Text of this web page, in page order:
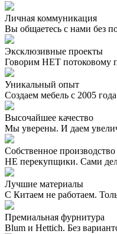
Личная коммуникация
Вы общаетесь с нами без
Эксклюзивные проекты
Говорим НЕТ потоковому
Уникальный опыт
Создаем мебель с 2005
Высочайшее качество
Мы уверены. И даем
Собственное производство
НЕ перекупщики. Сами
Лучшие материалы
С Китаем не работаем.
Премиальная фурнитура
Blum и Hettich. Без